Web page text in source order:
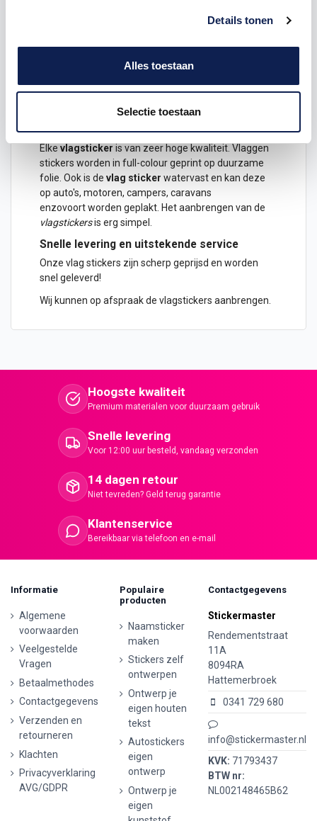
Details tonen
Alles toestaan
Selectie toestaan
vlaggensticker.
Hoogte 6 x 9 cm
Hoogte 12 x 18 cm
Duurzame vlagstickers van hoge kwaliteit
Elke vlagsticker is van zeer hoge kwaliteit. Vlaggen
stickers worden in full-colour geprint op duurzame
folie. Ook is de vlag sticker watervast en kan deze
op auto's, motoren, campers, caravans
enzovoort worden geplakt. Het aanbrengen van de
vlagstickersis erg simpel.
Snelle levering en uitstekende service
Onze vlag stickers zijn scherp geprijsd en worden
snel geleverd!
Wij kunnen op afspraak de vlagstickers aanbrengen.
Hoogste kwaliteit
Premium materialen voor duurzaam gebruik
Snelle levering
Voor 12:00 uur besteld, vandaag verzonden
14 dagen retour
Niet tevreden? Geld terug garantie
Klantenservice
Bereikbaar via telefoon en e-mail
Informatie
Algemene
voorwaarden
Veelgestelde
Vragen
Betaalmethodes
Contactgegevens
Verzenden en
retourneren
Klachten
Privacyverklaring
AVG/GDPR
Populaire
producten
Naamsticker
maken
Stickers zelf
ontwerpen
Ontwerp je
eigen houten
tekst
Autostickers
eigen
ontwerp
Ontwerp je
eigen
Contactgegevens
Stickermaster
Rendementstraat
11A
8094RA
Hattemerbroek
0341 729 680
info@stickermaster.nl
KVK: 71793437
BTW nr:
NL002148465B62